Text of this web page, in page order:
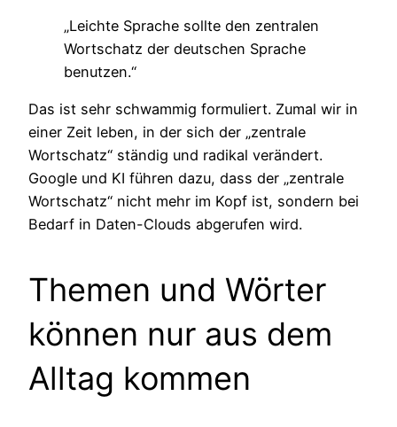
„Leichte Sprache sollte den zentralen
Wortschatz der deutschen Sprache
benutzen.“
Das ist sehr schwammig formuliert. Zumal wir in
einer Zeit leben, in der sich der „zentrale
Wortschatz“ ständig und radikal verändert.
Google und KI führen dazu, dass der „zentrale
Wortschatz“ nicht mehr im Kopf ist, sondern bei
Bedarf in Daten-Clouds abgerufen wird.
Themen und Wörter
können nur aus dem
Alltag kommen